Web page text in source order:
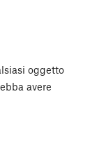
oggetto
avere